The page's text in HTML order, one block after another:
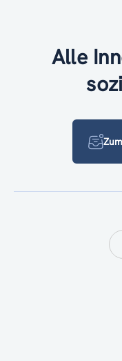
Alle